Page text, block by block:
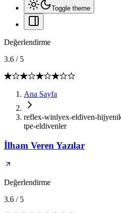
Toggle theme
Değerlendirme
3.6 / 5
Ana Sayfa
reflex-winlyex-eldiven-
tpe-eldivenler
İlham Veren Yazılar
Değerlendirme
3.6 / 5